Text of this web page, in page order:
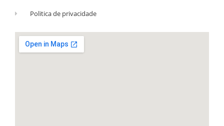
Politica de privacidade